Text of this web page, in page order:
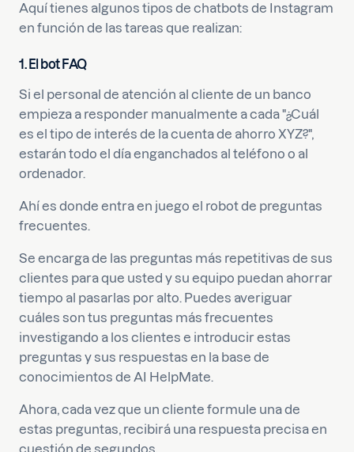
Aquí tienes algunos tipos de chatbots de Instagram
en función de las tareas que realizan:
1. El bot FAQ
Si el personal de atención al cliente de un banco
empieza a responder manualmente a cada "¿Cuál
es el tipo de interés de la cuenta de ahorro XYZ?",
estarán todo el día enganchados al teléfono o al
ordenador.
Ahí es donde entra en juego el robot de preguntas
frecuentes.
Se encarga de las preguntas más repetitivas de sus
clientes para que usted y su equipo puedan ahorrar
tiempo al pasarlas por alto. Puedes averiguar
cuáles son tus preguntas más frecuentes
investigando a los clientes e introducir estas
preguntas y sus respuestas en la base de
conocimientos de AI HelpMate.
Ahora, cada vez que un cliente formule una de
estas preguntas, recibirá una respuesta precisa en
cuestión de segundos.